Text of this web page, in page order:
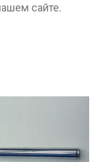
сайте.